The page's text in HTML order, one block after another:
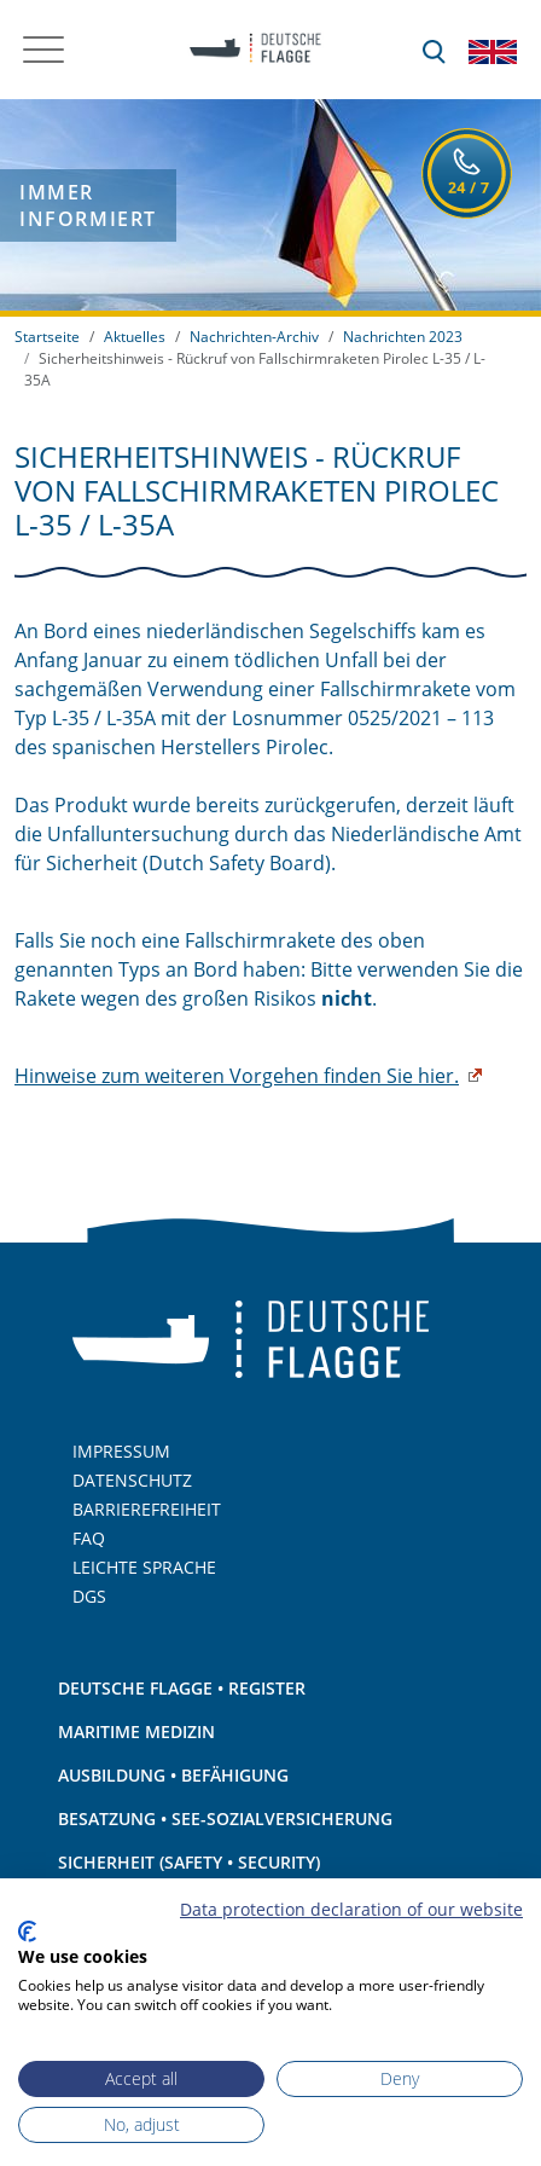
IMMER
INFORMIERT
Startseite Aktuelles Nachrichten-Archiv
Nachrichten 2023
Sicherheitshinweis - Rückruf von Fallschirmraketen Pirolec L-35 / L-
35A
SICHERHEITSHINWEIS - RÜCKRUF
VON FALLSCHIRMRAKETEN PIROLEC
L-35 / L-35A
An Bord eines niederländischen Segelschiffs kam es
Anfang Januar zu einem tödlichen Unfall bei der
sachgemäßen Verwendung einer Fallschirmrakete vom
Typ L-35 / L-35A mit der Losnummer 0525/2021 – 113
des spanischen Herstellers Pirolec.
Das Produkt wurde bereits zurückgerufen, derzeit läuft
die Unfalluntersuchung durch das Niederländische Amt
für Sicherheit (Dutch Safety Board).
Falls Sie noch eine Fallschirmrakete des oben
genannten Typs an Bord haben: Bitte verwenden Sie die
Rakete wegen des großen Risikos nicht.
Hinweise zum weiteren Vorgehen finden Sie hier.
IMPRESSUM
DATENSCHUTZ
BARRIEREFREIHEIT
FAQ
LEICHTE SPRACHE
DGS
DEUTSCHE FLAGGE • REGISTER
MARITIME MEDIZIN
AUSBILDUNG • BEFÄHIGUNG
BESATZUNG • SEE-SOZIALVERSICHERUNG
SICHERHEIT (SAFETY • SECURITY)
SCHIFF • AUSRÜSTUNG
UMWELTSCHUTZ • KLIMA
HAFTUNG • FINANZEN
Data protection declaration of our website
We use cookies
Cookies help us analyse visitor data and develop a more user-friendly
website. You can switch off cookies if you want.
Accept all
Deny
No, adjust